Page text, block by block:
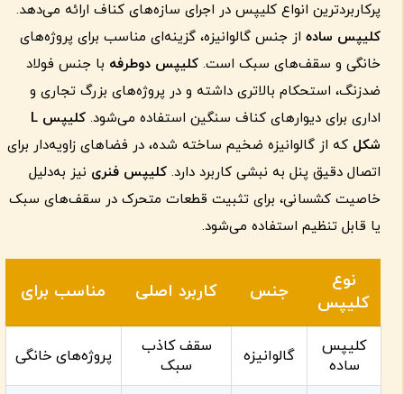
پرکاربردترین انواع کلیپس در اجرای سازه‌های کناف ارائه می‌دهد.
کلیپس ساده از جنس گالوانیزه، گزینه‌ای مناسب برای پروژه‌های
خانگی و سقف‌های سبک است. کلیپس دوطرفه با جنس فولاد
ضدزنگ، استحکام بالاتری داشته و در پروژه‌های بزرگ تجاری و
اداری برای دیوارهای کناف سنگین استفاده می‌شود. کلیپس
شکل که از گالوانیزه ضخیم ساخته شده، در فضاهای زاویه‌دار برای
اتصال دقیق پنل به نبشی کاربرد دارد. کلیپس فنری نیز به‌دلیل
خاصیت کشسانی، برای تثبیت قطعات متحرک در سقف‌های سبک
یا قابل تنظیم استفاده می‌شود.
نوع
کلیپس
جنس کاربرد اصلی مناسب برای
کلیپس
ساده
گالوانیزه
سقف کاذب
سبک
پروژه‌های خانگی